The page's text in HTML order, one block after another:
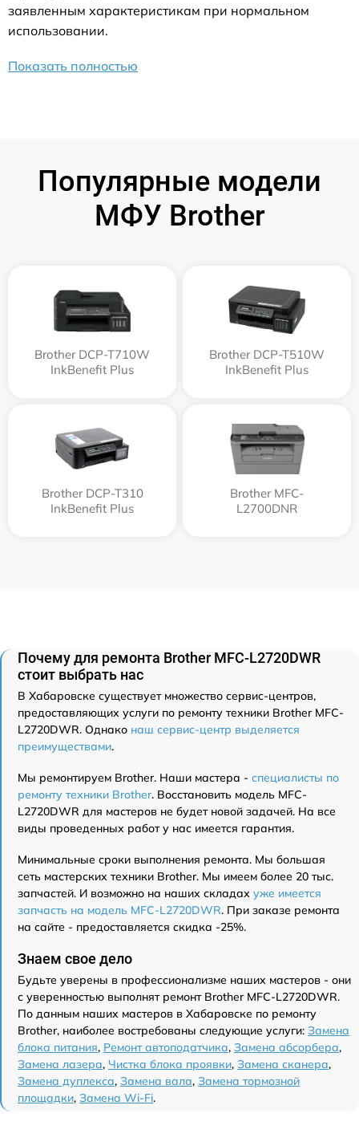
заявленным характеристикам при нормальном
использовании.
Показать полностью
Популярные модели
МФУ Brother
Brother DCP-T710W
InkBenefit Plus
Brother DCP-T510W
InkBenefit Plus
Brother DCP-T310
InkBenefit Plus
Brother MFC-
L2700DNR
Почему для ремонта Brother MFC-L2720DWR
стоит выбрать нас
В Хабаровске существует множество сервис-центров,
предоставляющих услуги по ремонту техники Brother MFC-
L2720DWR. Однако наш сервис-центр выделяется
преимуществами.
Мы ремонтируем Brother. Наши мастера - специалисты по
ремонту техники Brother. Восстановить модель MFC-
L2720DWR для мастеров не будет новой задачей. На все
виды проведенных работ у нас имеется гарантия.
Минимальные сроки выполнения ремонта. Мы большая
сеть мастерских техники Brother. Мы имеем более 20 тыс.
запчастей. И возможно на наших складах уже имеется
запчасть на модель MFC-L2720DWR. При заказе ремонта
на сайте - предоставляется скидка -25%.
Знаем свое дело
Будьте уверены в профессионализме наших мастеров - они
с уверенностью выполнят ремонт Brother MFC-L2720DWR.
По данным наших мастеров в Хабаровске по ремонту
Brother, наиболее востребованы следующие услуги: Замена
блока питания, Ремонт автоподатчика, Замена абсорбера,
Замена лазера, Чистка блока проявки, Замена сканера,
Замена дуплекса, Замена вала, Замена тормозной
площадки, Замена Wi-Fi.